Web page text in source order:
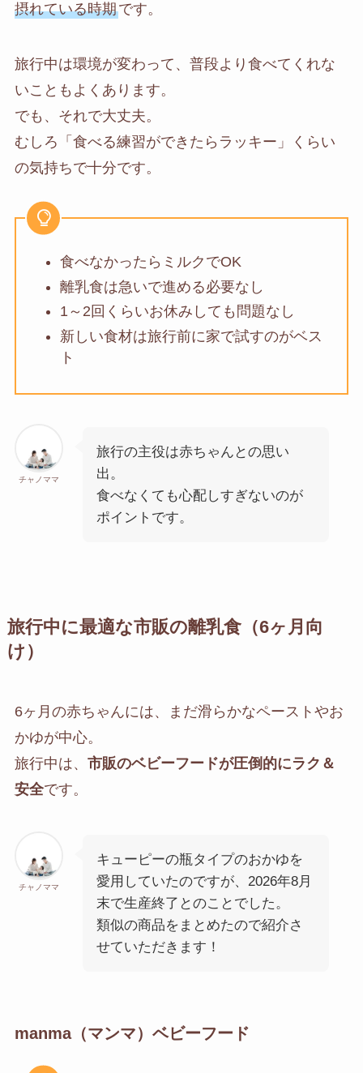
摂れている時期です。
旅行中は環境が変わって、普段より食べてくれな
いこともよくあります。
でも、それで大丈夫。
むしろ「食べる練習ができたらラッキー」くらい
の気持ちで十分です。
食べなかったらミルクでOK
離乳食は急いで進める必要なし
1～2回くらいお休みしても問題なし
新しい食材は旅行前に家で試すのがベス
ト
チャノママ
旅行の主役は赤ちゃんとの思い
出。
食べなくても心配しすぎないのが
ポイントです。
旅行中に最適な市販の離乳食（6ヶ月向
け）
6ヶ月の赤ちゃんには、まだ滑らかなペーストやお
かゆが中心。
旅行中は、 市販のベビーフードが圧倒的にラク＆
安全です。
チャノママ
キューピーの瓶タイプのおかゆを
愛用していたのですが、2026年8月
末で生産終了とのことでした。
類似の商品をまとめたので紹介さ
せていただきます！
manma（マンマ）ベビーフード